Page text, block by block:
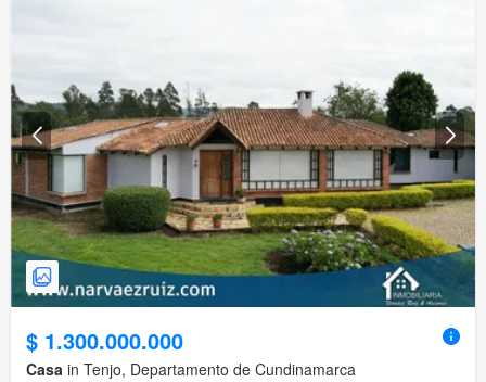
$ 1.300.000.000
Casa in Tenjo, Departamento de Cundinamarca